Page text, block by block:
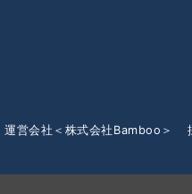
運営会社＜株式会社Bamboo＞